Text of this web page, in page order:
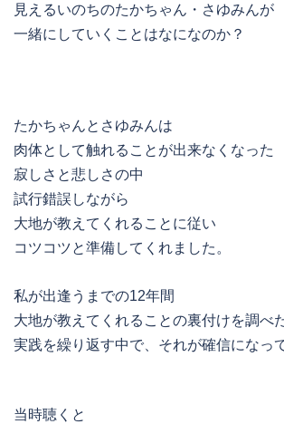
見えるいのちのたかちゃん・さゆみんが
一緒にしていくことはなになのか？
たかちゃんとさゆみんは
肉体として触れることが出来なくなった
寂しさと悲しさの中
試行錯誤しながら
大地が教えてくれることに従い
コツコツと準備してくれました。
私が出逢うまでの12年間
大地が教えてくれることの裏付けを調べ
実践を繰り返す中で、それが確信になっ
当時聴くと